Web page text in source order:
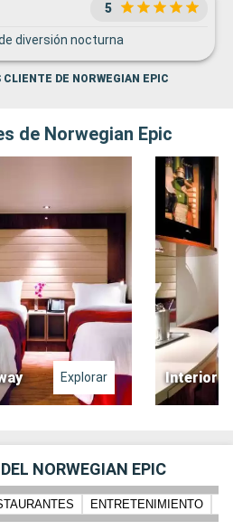
5
diversión nocturna
DE NORWEGIAN EPIC
de Norwegian Epic
Explorar Interior
NORWEGIAN EPIC
ENTRETENIMIENTO